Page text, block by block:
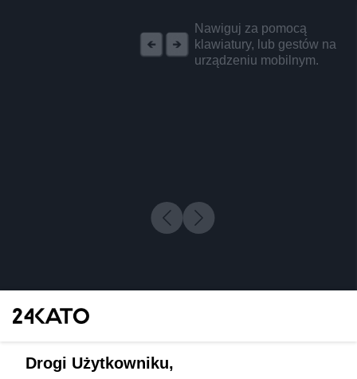
Nawiguj za pomocą
klawiatury, lub gestów na
urządzeniu mobilnym.
Drogi Użytkowniku,